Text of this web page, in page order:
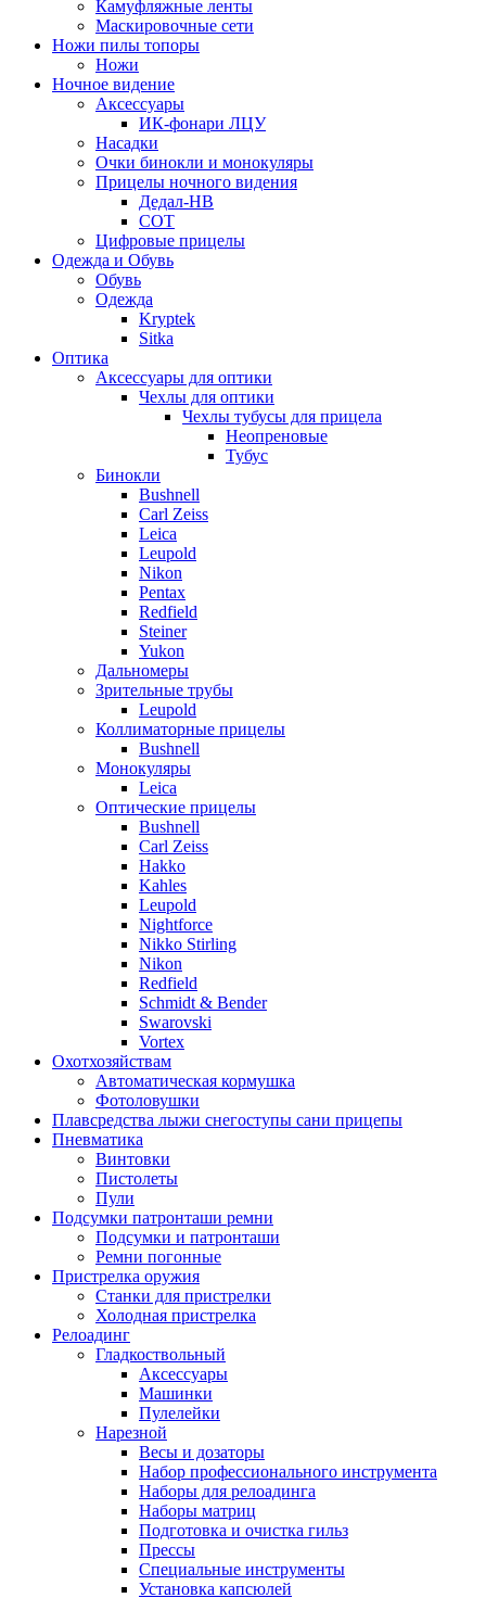
Камуфляжные ленты
Маскировочные сети
Ножи пилы топоры
Ножи
Ночное видение
Аксессуары
ИК-фонари ЛЦУ
Насадки
Очки бинокли и монокуляры
Прицелы ночного видения
Дедал-НВ
СОТ
Цифровые прицелы
Одежда и Обувь
Обувь
Одежда
Kryptek
Sitka
Оптика
Аксессуары для оптики
Чехлы для оптики
Чехлы тубусы для прицела
Неопреновые
Тубус
Бинокли
Bushnell
Carl Zeiss
Leica
Leupold
Nikon
Pentax
Redfield
Steiner
Yukon
Дальномеры
Зрительные трубы
Leupold
Коллиматорные прицелы
Bushnell
Монокуляры
Leica
Оптические прицелы
Bushnell
Carl Zeiss
Hakko
Kahles
Leupold
Nightforce
Nikko Stirling
Nikon
Redfield
Schmidt & Bender
Swarovski
Vortex
Охотхозяйствам
Автоматическая кормушка
Фотоловушки
Плавсредства лыжи снегоступы сани прицепы
Пневматика
Винтовки
Пистолеты
Пули
Подсумки патронташи ремни
Подсумки и патронташи
Ремни погонные
Пристрелка оружия
Станки для пристрелки
Холодная пристрелка
Релоадинг
Гладкоствольный
Аксессуары
Машинки
Пулелейки
Нарезной
Весы и дозаторы
Набор профессионального инструмента
Наборы для релоадинга
Наборы матриц
Подготовка и очистка гильз
Прессы
Специальные инструменты
Установка капсюлей